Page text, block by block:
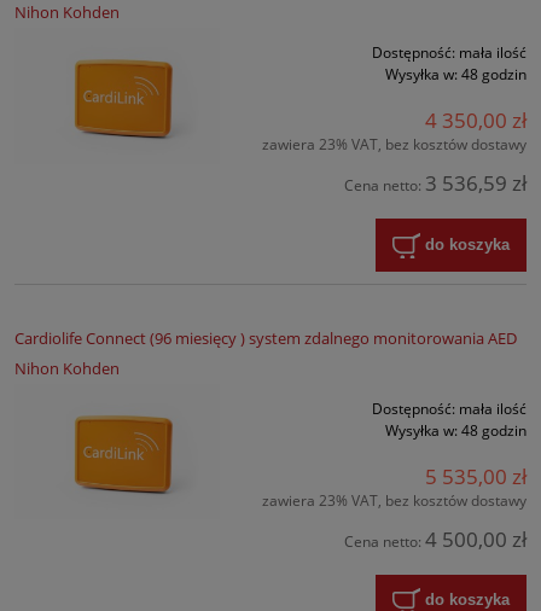
Nihon Kohden
Dostępność: mała ilość
Wysyłka w: 48 godzin
4 350,00 zł
zawiera 23% VAT, bez kosztów dostawy
Cena netto: 3 536,59 zł
do koszyka
Cardiolife Connect (96 miesięcy ) system zdalnego monitorowania AED
Nihon Kohden
Dostępność: mała ilość
Wysyłka w: 48 godzin
5 535,00 zł
zawiera 23% VAT, bez kosztów dostawy
Cena netto: 4 500,00 zł
do koszyka